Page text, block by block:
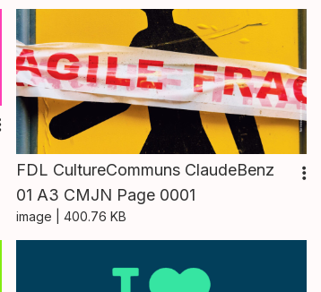
FDL CultureCommuns ClaudeBenz
01 A3 CMJN Page 0001
image | 400.76 KB